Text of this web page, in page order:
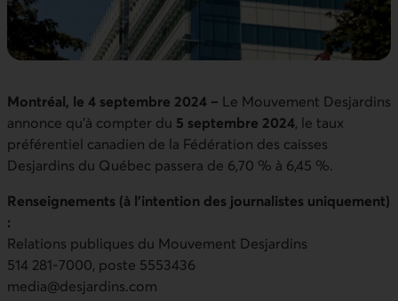
Montréal, le 4 septembre 2024 – Le Mouvement Desjardins
annonce qu’à compter du 5 septembre 2024, le taux
préférentiel canadien de la Fédération des caisses
Desjardins du Québec passera de 6,70 % à 6,45 %.
Renseignements (à l’intention des journalistes uniquement)
:
Relations publiques du Mouvement Desjardins
514 281-7000, poste 5553436
media@desjardins.com